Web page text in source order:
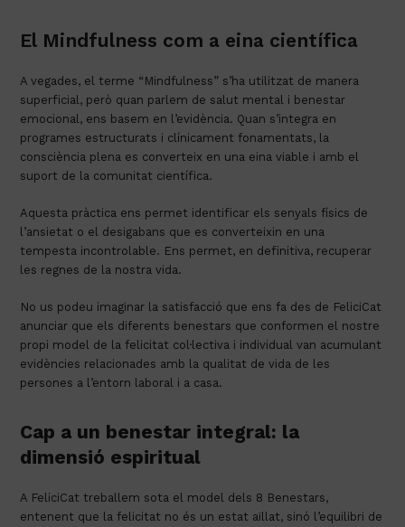
El Mindfulness com a eina científica
Avegades, elterme “ Mindfulness” s’ha utilitzat de manera
superficial, però quan parlem de salut mental i benestar
emocional, ens basem en l’evidència. Quan s’integra en
programes estructurats i clínicament fonamentats, la
consciència plena es converteix en una eina viable i amb el
suport de la comunitat científica.
Aquesta pràctica ens permet identificar els senyals físics de
l’ansietat o el desigabans que es converteixin en una
tempesta incontrolable. Ens permet, en definitiva, recuperar
les regnes de la nostra vida.
No us podeu imaginar la satisfacció que ens fa des de FeliciCat
anunciar que els diferents benestars que conformen el nostre
propi model de la felicitat col·lectiva i individual van acumulant
evidències relacionades amb la qualitat de vida de les
persones a l’entorn laboral i a casa.
Cap a un benestar integral: la
dimensió espiritual
A FeliciCat treballem sota el model dels 8 Benestars,
entenent que lafelicitat no és un estat aïllat, sinó l’equilibri de